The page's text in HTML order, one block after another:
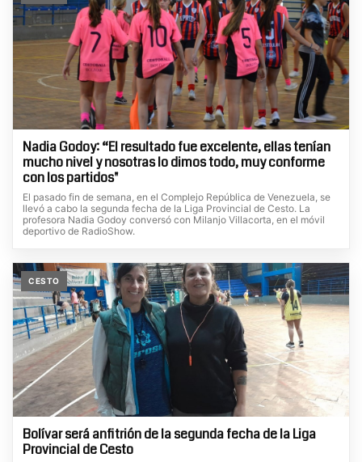
Nadia Godoy: “El resultado fue excelente, ellas tenían
mucho nivel y nosotras lo dimos todo, muy conforme
con los partidos"
El pasado fin de semana, en el Complejo República de Venezuela, se
llevó a cabo la segunda fecha de la Liga Provincial de Cesto. La
profesora Nadia Godoy conversó con Milanjo Villacorta, en el móvil
deportivo de RadioShow.
CESTO
Bolívar será anfitrión de la segunda fecha de la Liga
Provincial de Cesto